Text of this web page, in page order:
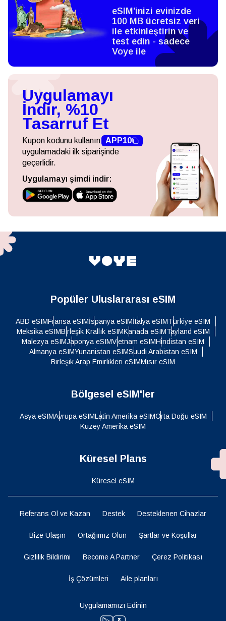
eSIM'inizi evinizde
100 MB ücretsiz veri
ile etkinleştirin ve
test edin - sadece
Voye ile
Uygulamayı
İndir, %10
Tasarruf Et
Kupon kodunu kullanın APP10
uygulamadaki ilk siparişinde
geçerlidir.
Uygulamayı şimdi indir:
Popüler Uluslararası eSIM
ABD eSIMFransa eSIMİspanya eSIMİtalya eSIMTürkiye eSIM
Meksika eSIMBirleşik Krallık eSIMKanada eSIMTayland eSIM
Malezya eSIMJaponya eSIMVietnam eSIMHindistan eSIM
Almanya eSIMYunanistan eSIMSuudi Arabistan eSIM
Birleşik Arap Emirlikleri eSIMMısır eSIM
Bölgesel eSIM'ler
Asya eSIMAvrupa eSIMLatin Amerika eSIMOrta Doğu eSIM
Kuzey Amerika eSIM
Küresel Plans
Küresel eSIM
Referans Ol ve Kazan Destek Desteklenen Cihazlar
Bize Ulaşın Ortağımız Olun Şartlar ve Koşullar
Gizlilik Bildirimi Become A Partner Çerez Politikası
İş Çözümleri Aile planları
Uygulamamızı Edinin